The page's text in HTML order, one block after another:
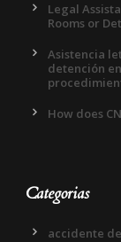
Legal
Rooms or
Asistencia
detención
How does
Categorias
accidente